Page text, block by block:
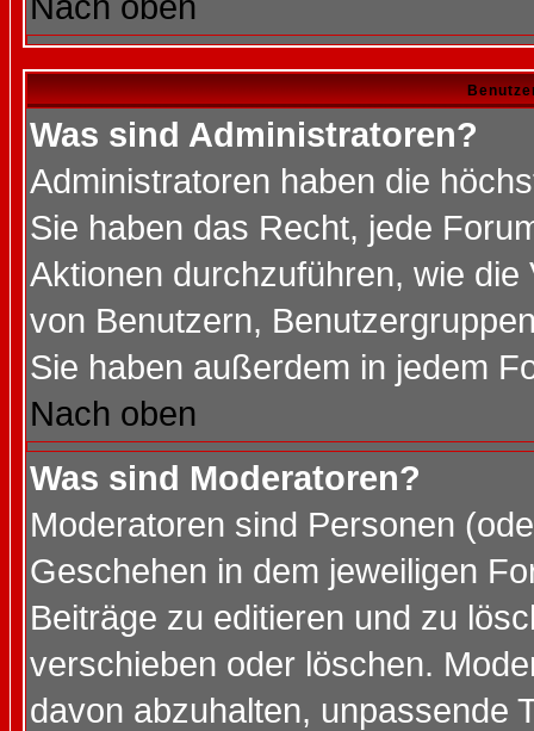
Was sind Administratoren?
Administratoren haben die
Sie haben das Recht, jede
Aktionen durchzuführen, wie
von Benutzern,
Sie haben außerdem in jedem
Nach oben
Was sind Moderatoren?
Moderatoren sind Personen
Geschehen in dem jeweiligen
Beiträge zu editieren und zu
verschieben oder löschen.
davon abzuhalten, unpassende